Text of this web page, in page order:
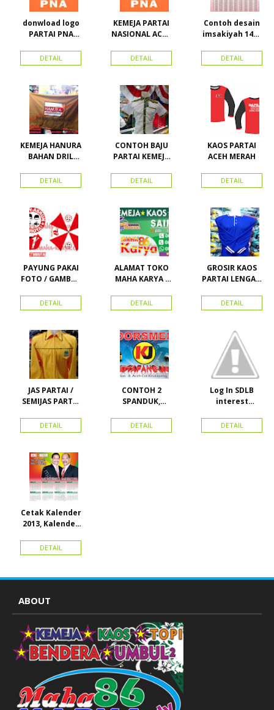
donwload logo
PARTAI PNA
nasional aceh)
Vector
DETAIL
KEMEJA PARTAI
NASIONAL ACEH
PKPI, dan
Kemeja
DETAIL
Contoh desain
imsakiyah 1434
cetak
imsakiyah di
Karya Online
Advertising
Pasar Senen
DETAIL
KEMEJA HANURA
BAHAN DRIL
HANURA
DETAIL
CONTOH BAJU
PARTAI KEMEJA
SEMUA ATRIBUT
PARTAI
DETAIL
KAOS PARTAI
ACEH MERAH
DETAIL
PAYUNG PAKAI
FOTO / GAMBAR
KAMPANYE,
PARTAI DAN
DETAIL
ALAMAT TOKO
MAHA KARYA /
PERDANA 411
DETAIL
GROSIR KAOS
PARTAI LENGAN
MURAH
LACOSTE SEMUA
STOK
DETAIL
JAS PARTAI /
SEMIJAS PARTAI
DETAIL
CONTOH 2
SPANDUK,
KARTU NAMA
DETAIL
Log In SDLB
interest
DETAIL
Cetak Kalender
2013, Kalender
2015 dan
atribut partai
DETAIL
ABOUT